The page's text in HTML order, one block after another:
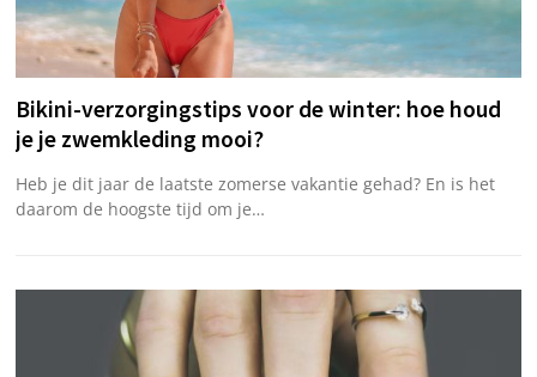
Bikini-verzorgingstips voor de winter: hoe houd
je je zwemkleding mooi?
Heb je dit jaar de laatste zomerse vakantie gehad? En is het
daarom de hoogste tijd om je…